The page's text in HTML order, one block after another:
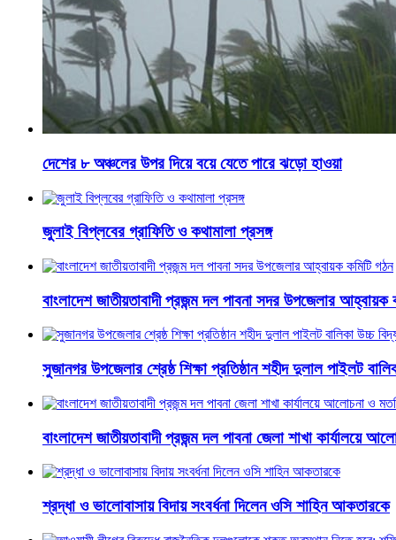
দেশের ৮ অঞ্চলের উপর দিয়ে বয়ে যেতে পারে ঝড়ো হাওয়া
জুলাই বিপ্লবের গ্রাফিতি ও কথামালা প্রসঙ্গ
বাংলাদেশ জাতীয়তাবাদী প্রজন্ম দল পাবনা সদর উপজেলার আহ্বায়ক
সুজানগর উপজেলার শ্রেষ্ঠ শিক্ষা প্রতিষ্ঠান শহীদ দুলাল পাইলট
বাংলাদেশ জাতীয়তাবাদী প্রজন্ম দল পাবনা জেলা শাখা কার্যালয়ে
শ্রদ্ধা ও ভালোবাসায় বিদায় সংবর্ধনা দিলেন ওসি শাহিন আকতারকে